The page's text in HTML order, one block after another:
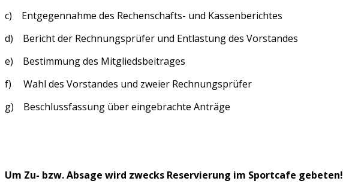
c) Entgegennahme des Rechenschafts- und Kassenberichtes
d) Bericht der Rechnungsprüfer und Entlastung des Vorstandes
e) Bestimmung des Mitgliedsbeitrages
f) Wahl des Vorstandes und zweier Rechnungsprüfer
g) Beschlussfassung über eingebrachte Anträge
Um Zu- bzw. Absage wird zwecks Reservierung im Sportcafe gebeten!